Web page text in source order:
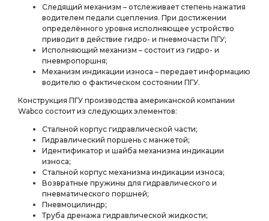
Следящий механизм – отслеживает степень нажатия
водителем педали сцепления. При достижении
определённого уровня исполняющее устройство
приводит в действие гидро- и пневмочасти ПГУ;
Исполняющий механизм – состоит из гидро- и
пневмропоршня;
Механизм индикации износа – передает информацию
водителю о фактическом состоянии ПГУ.
Конструкция ПГУ производства американской компании
Wabco состоит из следующих элементов:
Стальной корпус гидравлической части;
Гидравлический поршень с манжетой;
Идентификатор и шайба механизма индикации
износа;
Стальной корпус механизма индикации износа;
Возвратные пружины для гидравлического и
пневматического поршней;
Пневмоцилиндр;
Труба дренажа гидравлической жидкости;